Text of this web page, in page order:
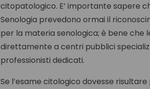
citopatologico. E’ importante sapere
Senologia prevedono ormai il
per la materia senologica; è bene che
direttamente a centri pubblici
professionisti dedicati.
Se l’esame citologico dovesse